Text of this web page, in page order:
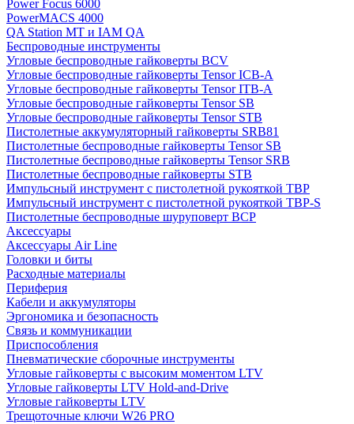
Power Focus 6000
PowerMACS 4000
QA Station MT и IAM QA
Беспроводные инструменты
Угловые беспроводные гайковерты BCV
Угловые беспроводные гайковерты Tensor ICB-A
Угловые беспроводные гайковерты Tensor ITB-A
Угловые беспроводные гайковерты Tensor SB
Угловые беспроводные гайковерты Tensor STB
Пистолетные аккумуляторный гайковерты SRB81
Пистолетные беспроводные гайковерты Tensor SB
Пистолетные беспроводные гайковерты Tensor SRB
Пистолетные беспроводные гайковерты STB
Импульсный инструмент с пистолетной рукояткой TBP
Импульсный инструмент с пистолетной рукояткой TBP-S
Пистолетные беспроводные шуруповерт BCP
Аксессуары
Аксессуары Air Line
Головки и биты
Расходные материалы
Периферия
Кабели и аккумуляторы
Эргономика и безопасность
Связь и коммуникации
Приспособления
Пневматические сборочные инструменты
Угловые гайковерты с высоким моментом LTV
Угловые гайковерты LTV Hold-and-Drive
Угловые гайковерты LTV
Трещоточные ключи W26 PRO